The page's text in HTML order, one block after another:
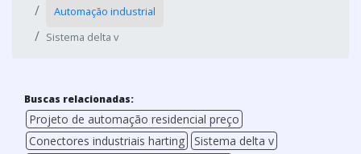
Automação industrial
Sistema delta v
Buscas relacionadas:
Projeto de automação residencial preço
Conectores industriais harting
Sistema delta v